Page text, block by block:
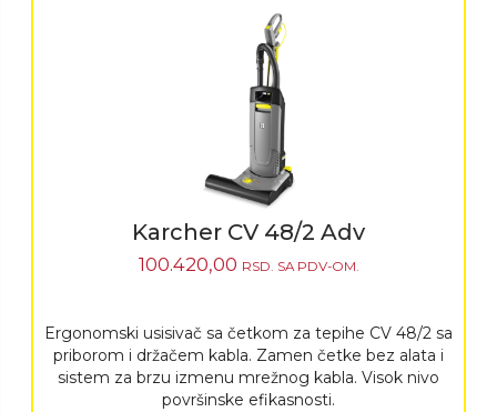
Karcher CV 48/2 Adv
100.420,00 RSD. SA PDV-OM.
Ergonomski usisivač sa četkom za tepihe CV 48/2 sa
priborom i držačem kabla. Zamen četke bez alata i
sistem za brzu izmenu mrežnog kabla. Visok nivo
površinske efikasnosti.